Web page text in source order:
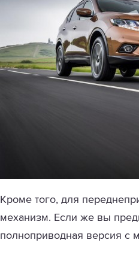
Кроме того, для
механизм. Если же вы
полноприводная версия с